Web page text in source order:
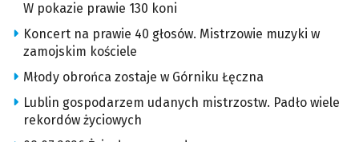
W pokazie prawie 130 koni
Koncert na prawie 40 głosów. Mistrzowie muzyki w
zamojskim kościele
Młody obrońca zostaje w Górniku Łęczna
Lublin gospodarzem udanych mistrzostw. Padło wiele
rekordów życiowych